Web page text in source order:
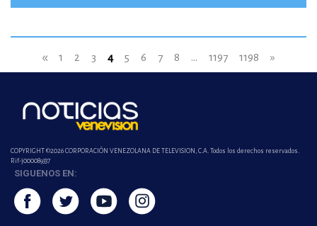
« 1 2 3 4 5 6 7 8 ... 1197 1198 »
COPYRIGHT ©2026 CORPORACIÓN VENEZOLANA DE TELEVISION, C.A. Todos los derechos reservados.
Rif-j000089337
SIGUENOS EN: